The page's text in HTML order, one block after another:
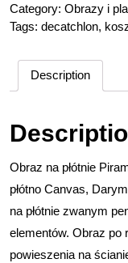
Category: Obrazy i
Tags: decatchlon,
Description
Obraz na płótnie
płótno Canvas,
na płótnie zwanym
elementów. Obraz po
powieszenia na